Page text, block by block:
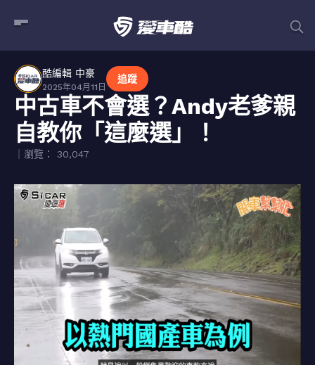
酷編輯 中豪
2025年04月11日
追蹤
中古車不會選？Andy老爹親
自教你「這麼選」！
｜瀏覽： 30,047